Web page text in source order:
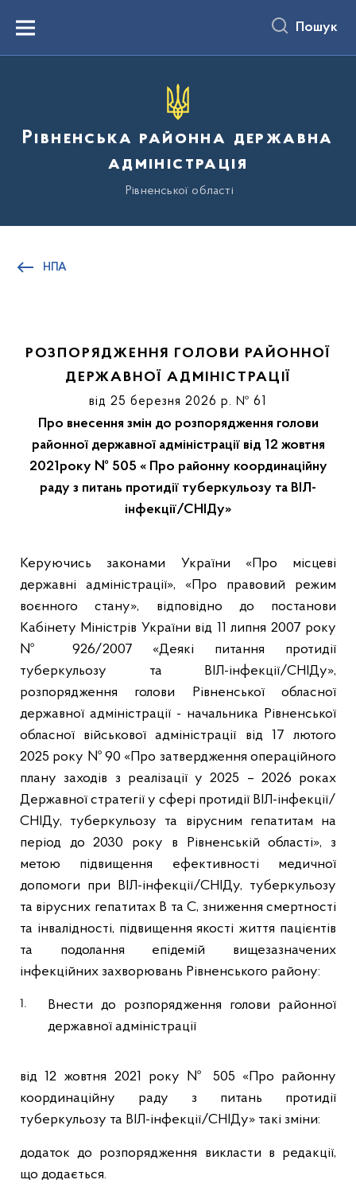
вмістуMenu Пошук
Рівненська районна державна
адміністрація
Рівненської області
НПА
РОЗПОРЯДЖЕННЯ ГОЛОВИ РАЙОННОЇ
ДЕРЖАВНОЇ АДМІНІСТРАЦІЇ
від 25 березня 2026 р. № 61
Про внесення змін до розпорядження голови
районної державної адміністрації від 12 жовтня
2021року № 505 « Про районну координаційну
раду з питань протидії туберкульозу та ВІЛ-
інфекції/СНІДу»
Керуючись законами України «Про місцеві
державні адміністрації», «Про правовий режим
воєнного стану», відповідно до постанови
Кабінету Міністрів України від 11 липня 2007 року
№ 926/2007 «Деякі питання протидії
туберкульозу та ВІЛ-інфекції/СНІДу»,
розпорядження голови Рівненської обласної
державної адміністрації - начальника Рівненської
обласної військової адміністрації від 17 лютого
2025 року № 90 «Про затвердження операційного
плану заходів з реалізації у 2025 – 2026 роках
Державної стратегії у сфері протидії ВІЛ-інфекції/
СНІДу, туберкульозу та вірусним гепатитам на
період до 2030 року в Рівненській області», з
метою підвищення ефективності медичної
допомоги при ВІЛ-інфекції/СНІДу, туберкульозу
та вірусних гепатитах В та С, зниження смертності
та інвалідності, підвищення якості життя пацієнтів
та подолання епідемій вищезазначених
інфекційних захворювань Рівненського району:
Внести до розпорядження голови районної
державної адміністрації
від 12 жовтня 2021 року № 505 «Про районну
координаційну раду з питань протидії
туберкульозу та ВІЛ-інфекції/СНІДу» такі зміни:
додаток до розпорядження викласти в редакції,
що додається.